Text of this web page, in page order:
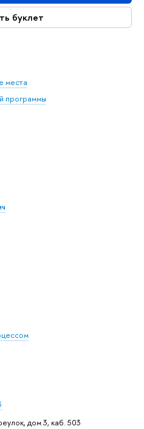
буклет
места
программы
дом 3, каб. 503